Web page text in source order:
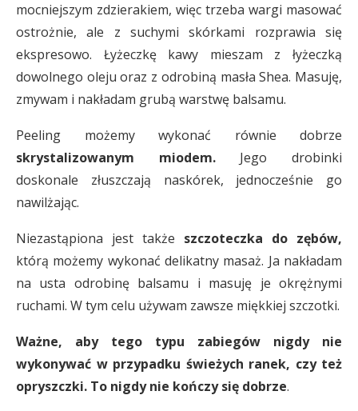
mocniejszym zdzierakiem, więc trzeba wargi masować
ostrożnie, ale z suchymi skórkami rozprawia się
ekspresowo. Łyżeczkę kawy mieszam z łyżeczką
dowolnego oleju oraz z odrobiną masła Shea. Masuję,
zmywam i nakładam grubą warstwę balsamu.
Peeling możemy wykonać równie dobrze
skrystalizowanym miodem. Jego drobinki
doskonale złuszczają naskórek, jednocześnie go
nawilżając.
Niezastąpiona jest także szczoteczka do zębów,
którą możemy wykonać delikatny masaż. Ja nakładam
na usta odrobinę balsamu i masuję je okrężnymi
ruchami. W tym celu używam zawsze miękkiej szczotki.
Ważne, aby tego typu zabiegów nigdy nie
wykonywać w przypadku świeżych ranek, czy też
opryszczki. To nigdy nie kończy się dobrze.